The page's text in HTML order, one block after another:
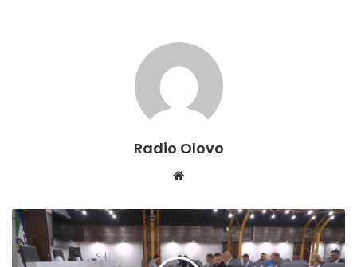
Radio Olovo
te
V
a